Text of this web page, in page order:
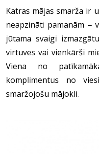
Katras mājas smarža ir
neapzināti pamanām –
jūtama svaigi
virtuves vai vienkārši
Viena no
komplimentus no
smaržojošu mājokli.